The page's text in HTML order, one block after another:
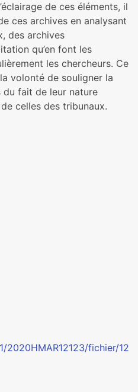
de ces éléments, il
ces archives en analysant
des archives
qu’en font les
les chercheurs. Ce
volonté de souligner la
du fait de leur nature
celles des tribunaux.
2020HMAR12123/fichier/12